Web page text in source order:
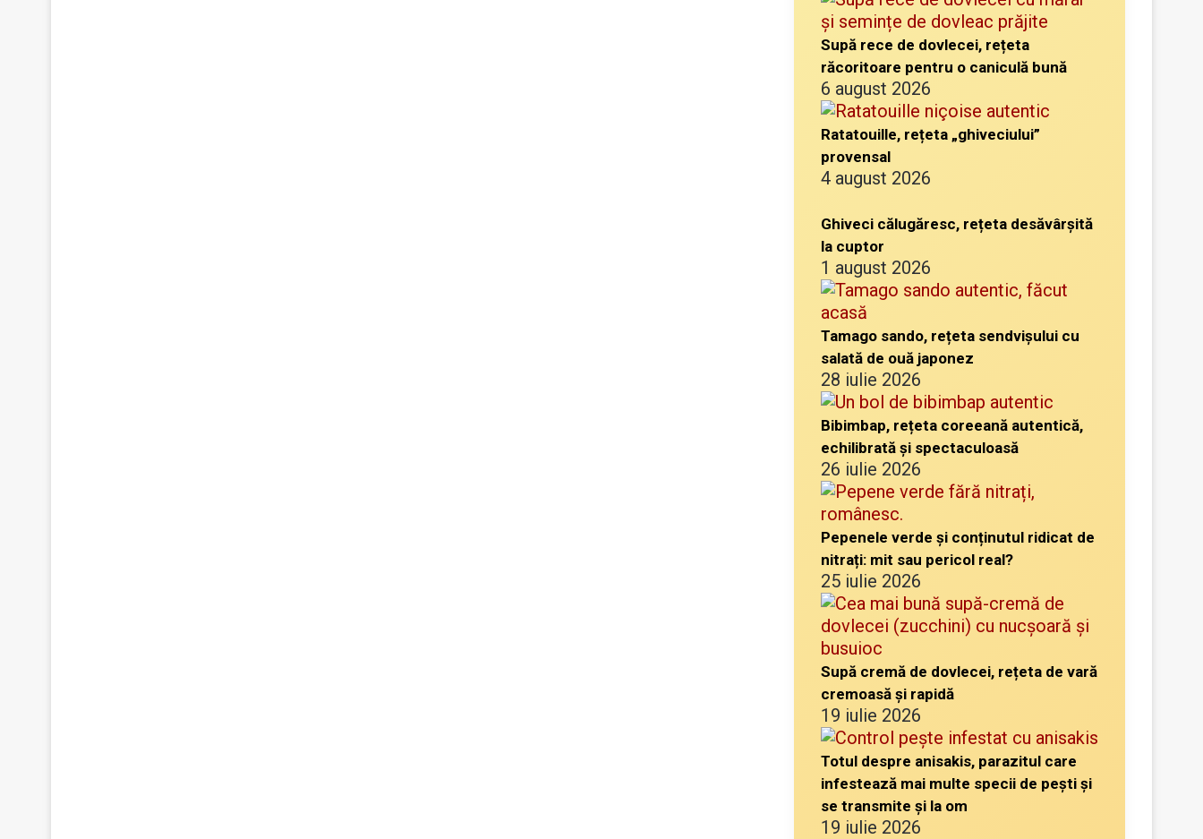
Supă rece de dovlecei, rețeta
răcoritoare pentru o caniculă bună
6 august 2026
Ratatouille, rețeta „ghiveciului”
provensal
4 august 2026
Ghiveci călugăresc, rețeta desăvârșită
la cuptor
1 august 2026
Tamago sando, rețeta sendvișului cu
salată de ouă japonez
28 iulie 2026
Bibimbap, rețeta coreeană autentică,
echilibrată și spectaculoasă
26 iulie 2026
Pepenele verde și conținutul ridicat de
nitrați: mit sau pericol real?
25 iulie 2026
Supă cremă de dovlecei, rețeta de vară
cremoasă și rapidă
19 iulie 2026
Totul despre anisakis, parazitul care
infestează mai multe specii de pești și
se transmite și la om
19 iulie 2026